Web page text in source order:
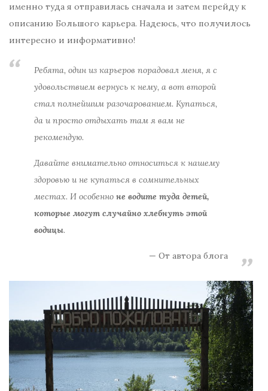
именно туда я отправилась сначала и затем перейду к
описанию Большого карьера. Надеюсь, что получилось
интересно и информативно!
Ребята, один из карьеров порадовал меня, я с
удовольствием вернусь к нему, а вот второй
стал полнейшим разочарованием. Купаться,
да и просто отдыхать там я вам не
рекомендую.
Давайте внимательно относиться к нашему
здоровью и не купаться в сомнительных
местах. И особенно не водите туда детей,
которые могут случайно хлебнуть этой
водицы.
От автора блога